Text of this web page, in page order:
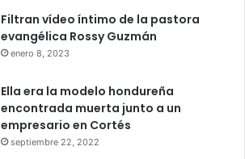
Filtran vídeo íntimo de la pastora
evangélica Rossy Guzmán
enero 8, 2023
Ella era la modelo hondureña
encontrada muerta junto a un
empresario en Cortés
septiembre 22, 2022